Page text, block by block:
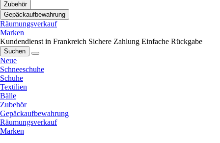
Zubehör
Gepäckaufbewahrung
Räumungsverkauf
Marken
Kundendienst in Frankreich Sichere Zahlung Einfache Rückgabe
Suchen
Neue
Schneeschuhe
Schuhe
Textilien
Bälle
Zubehör
Gepäckaufbewahrung
Räumungsverkauf
Marken